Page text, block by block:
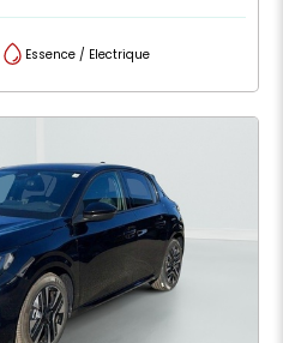
Essence / Electrique